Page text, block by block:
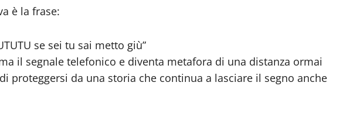
è la frase:
se sei tu sai metto giù”
il segnale telefonico e diventa metafora di una distanza ormai
proteggersi da una storia che continua a lasciare il segno anche